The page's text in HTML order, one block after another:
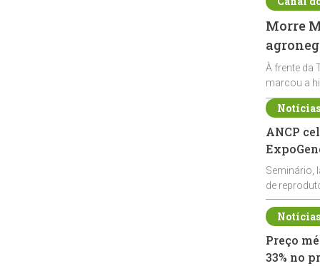
Morre
À frente da
marcou a
ANCP
Seminário,
de
durante a
Preço
33% no